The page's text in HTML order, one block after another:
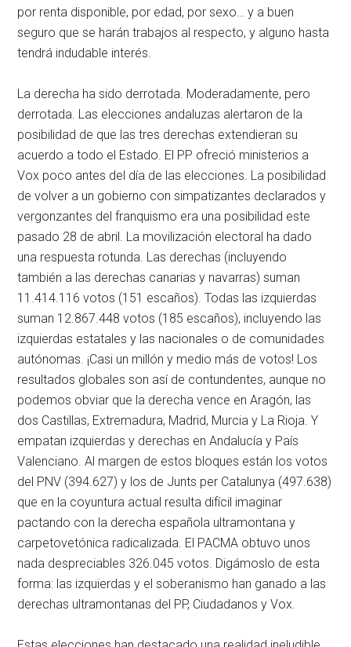
por renta disponible, por edad, por sexo… y a buen
seguro que se harán trabajos al respecto, y alguno hasta
tendrá indudable interés.
La derecha ha sido derrotada. Moderadamente, pero
derrotada. Las elecciones andaluzas alertaron de la
posibilidad de que las tres derechas extendieran su
acuerdo a todo el Estado. El PP ofreció ministerios a
Vox poco antes del día de las elecciones. La posibilidad
de volver a un gobierno con simpatizantes declarados y
vergonzantes del franquismo era una posibilidad este
pasado 28 de abril. La movilización electoral ha dado
una respuesta rotunda. Las derechas (incluyendo
también a las derechas canarias y navarras) suman
11.414.116 votos (151 escaños). Todas las izquierdas
suman 12.867.448 votos (185 escaños), incluyendo las
izquierdas estatales y las nacionales o de comunidades
autónomas. ¡Casi un millón y medio más de votos! Los
resultados globales son así de contundentes, aunque no
podemos obviar que la derecha vence en Aragón, las
dos Castillas, Extremadura, Madrid, Murcia y La Rioja. Y
empatan izquierdas y derechas en Andalucía y País
Valenciano. Al margen de estos bloques están los votos
del PNV (394.627) y los de Junts per Catalunya (497.638)
que en la coyuntura actual resulta difícil imaginar
pactando con la derecha española ultramontana y
carpetovetónica radicalizada. El PACMA obtuvo unos
nada despreciables 326.045 votos. Digámoslo de esta
forma: las izquierdas y el soberanismo han ganado a las
derechas ultramontanas del PP, Ciudadanos y Vox.